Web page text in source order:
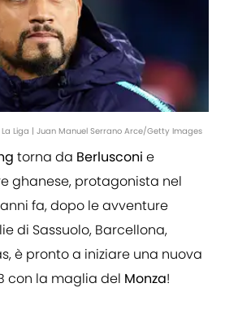
Liga | Juan Manuel Serrano Arce/Getty Images
torna da Berlusconi e
ghanese, protagonista nel
fa, dopo le avventure
di Sassuolo, Barcellona,
è pronto a iniziare una nuova
con la maglia del Monza!